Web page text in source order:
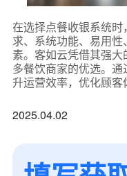
在选择点餐收银系统
求、系统功能、易用
素。客如云凭借其强
多餐饮商家的优选。
升运营效率，优化顾客
2025.04.02